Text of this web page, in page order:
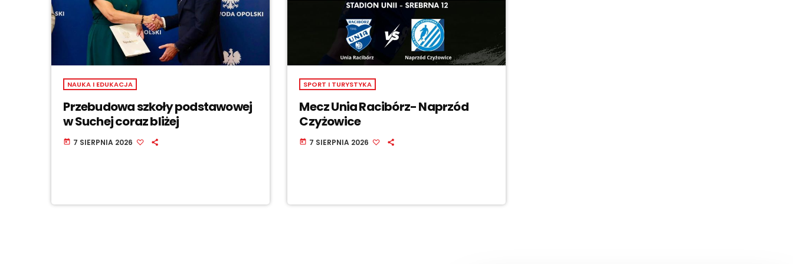
NAUKA I EDUKACJA
Przebudowa szkoły podstawowej
w Suchej coraz bliżej
today 7 SIERPNIA 2026
SPORT I TURYSTYKA
Mecz Unia Racibórz- Naprzód
Czyżowice
today 7 SIERPNIA 2026